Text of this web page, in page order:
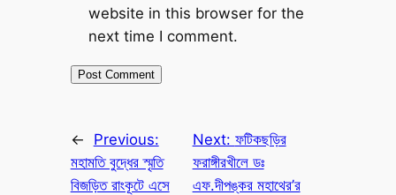
website in this browser for the
next time I comment.
←
Previous:
মহামতি বুদ্ধের স্মৃতি
বিজড়িত রাংকূটে এসে
Next: ফটিকছড়ির
ফরাঙ্গীরখীলে ডঃ
এফ.দীপঙ্কর মহাথের’র